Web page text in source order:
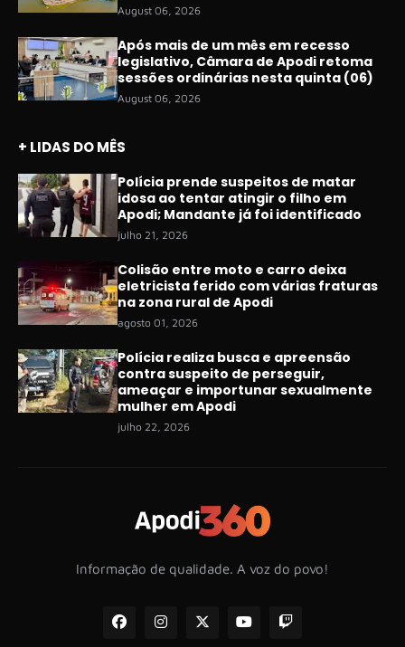
August 06, 2026
Após mais de um mês em recesso
legislativo, Câmara de Apodi retoma
sessões ordinárias nesta quinta (06)
August 06, 2026
+ LIDAS DO MÊS
Polícia prende suspeitos de matar
idosa ao tentar atingir o filho em
Apodi; Mandante já foi identificado
julho 21, 2026
Colisão entre moto e carro deixa
eletricista ferido com várias fraturas
na zona rural de Apodi
agosto 01, 2026
Polícia realiza busca e apreensão
contra suspeito de perseguir,
ameaçar e importunar sexualmente
mulher em Apodi
julho 22, 2026
Informação de qualidade. A voz do povo!